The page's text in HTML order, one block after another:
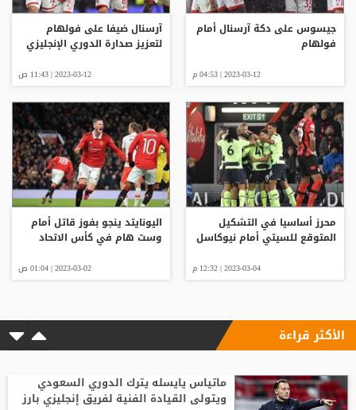
جيسوس على دكة آرسنال أمام
فولهام
2023-03-12 | 04:53 م
آرسنال ضيفا على فولهام
لتعزيز صدارة الدوري الإنجليزي
2023-03-12 | 11:43 ص
محرز أساسيا في التشكيل
المتوقع للسيتي أمام نيوكاسل
2023-03-04 | 12:32 م
اليونايتد ينجو بفوز قاتل أمام
وست هام في كأس الاتحاد
2023-03-02 | 01:04 ص
الأكثر قراءة
ماتياس يايسله يترك الدوري السعودي
ويتولى القيادة الفنية لفريق إنجليزي بارز